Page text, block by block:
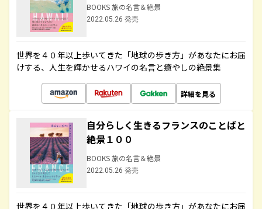
BOOKS 旅の名言＆絶景
2022.05.26 発売
世界を４０年以上歩いてきた「地球の歩き方」があなたにお届
けする、人生を輝かせるハワイの名言と癒やしの絶景集
詳細を見る
自分らしく生きるフランスのことばと
絶景１００
BOOKS 旅の名言＆絶景
2022.05.26 発売
世界を４０年以上歩いてきた「地球の歩き方」があなたにお届